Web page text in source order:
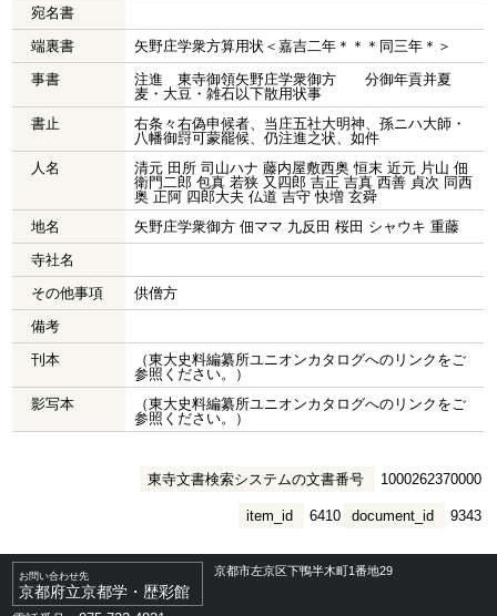
宛名書
端裏書
矢野庄学衆方算用状＜嘉吉二年＊＊＊同三年＊＞
事書
注進 東寺御領矢野庄学衆御方 分御年貢并夏
麦・大豆・雑石以下散用状事
書止
右条々右偽申候者、当庄五社大明神、孫ニハ大師・
八幡御罸可蒙罷候、仍注進之状、如件
人名
清元 田所 司山ハナ 藤内屋敷西奥 恒末 近元 片山 佃
衛門二郎 包真 若狭 又四郎 吉正 吉真 西善 貞次 同西
奥 正阿 四郎大夫 仏道 吉守 快増 玄舜
地名
矢野庄学衆御方 佃ママ 九反田 桜田 シャウキ 重藤
寺社名
その他事項
供僧方
備考
刊本
（東大史料編纂所ユニオンカタログへのリンクをご
参照ください。）
影写本
（東大史料編纂所ユニオンカタログへのリンクをご
参照ください。）
東寺文書検索システムの文書番号 1000262370000
document_id 9343
item_id 6410
お問い合わせ先
京都府立京都学・歴彩館
京都市左京区下鴨半木町1番地29